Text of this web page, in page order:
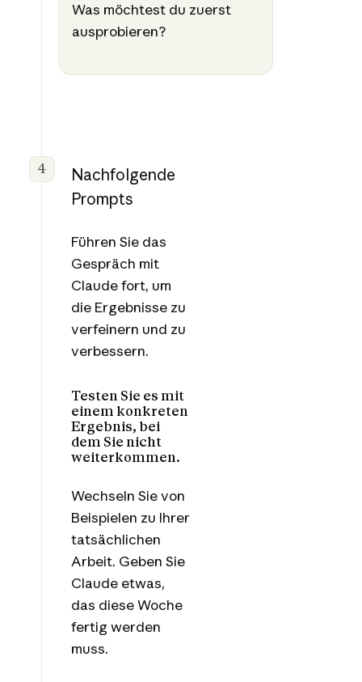
Was möchtest du zuerst
ausprobieren?
4
Nachfolgende
Prompts
Führen Sie das
Gespräch mit
Claude fort, um
die Ergebnisse zu
verfeinern und zu
verbessern.
Testen Sie es mit
einem konkreten
Ergebnis, bei
dem Sie nicht
weiterkommen.
Wechseln Sie von
Beispielen zu Ihrer
tatsächlichen
Arbeit. Geben Sie
Claude etwas,
das diese Woche
fertig werden
muss.